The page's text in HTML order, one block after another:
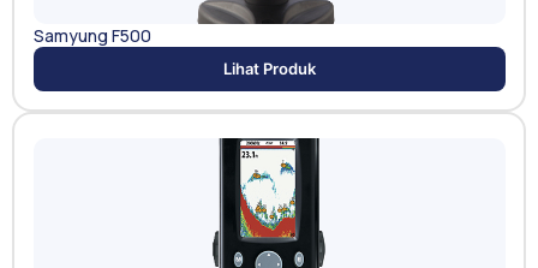
Samyung F500
Lihat Produk